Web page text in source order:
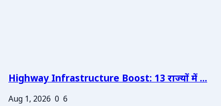
Highway Infrastructure Boost: 13 राज्यों में ...
Aug 1, 2026 0 6